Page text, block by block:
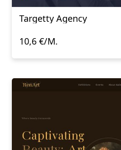
Targetty Agency
10,6 €/M.